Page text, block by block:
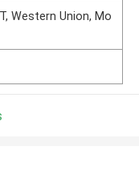
Western Union, Mo